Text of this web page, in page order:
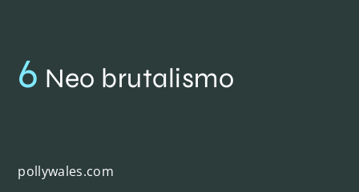
6 Neo brutalismo
pollywales.com